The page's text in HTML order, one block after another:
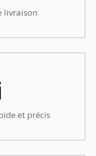
livraison
et précis